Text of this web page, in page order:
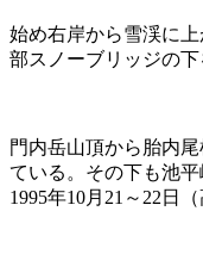
始め右岸から雪渓に
部スノーブリッジの
門内岳山頂から胎内
ている。その下も池
1995年10月21～22日